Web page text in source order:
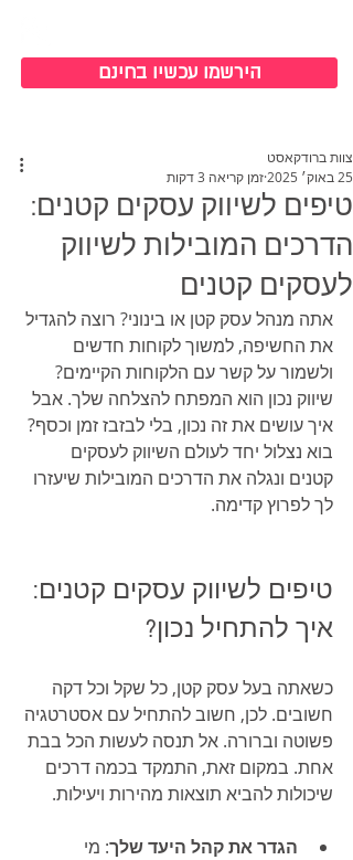
הירשמו עכשיו בחינם
טיפים לשיווק עסקים קטנים:
הדרכים המובילות לשיווק
לעסקים קטנים
צוות ברודקאסט
25 באוק׳ 2025
זמן קריאה 3 דקות
אתה מנהל עסק קטן או בינוני? רוצה להגדיל
את החשיפה, למשוך לקוחות חדשים
ולשמור על קשר עם הלקוחות הקיימים?
שיווק נכון הוא המפתח להצלחה שלך. אבל
איך עושים את זה נכון, בלי לבזבז זמן וכסף?
בוא נצלול יחד לעולם השיווק לעסקים
קטנים ונגלה את הדרכים המובילות שיעזרו
לך לפרוץ קדימה.
טיפים לשיווק עסקים קטנים:
איך להתחיל נכון?
כשאתה בעל עסק קטן, כל שקל וכל דקה
חשובים. לכן, חשוב להתחיל עם אסטרטגיה
פשוטה וברורה. אל תנסה לעשות הכל בבת
אחת. במקום זאת, התמקד בכמה דרכים
שיכולות להביא תוצאות מהירות ויעילות.
הגדר את קהל היעד שלך: מי